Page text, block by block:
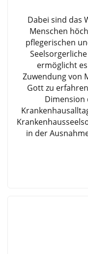
Dabei sind das
Menschen
pflegerischen
ermöglicht
Zuwendung von
Gott zu
Dimension
in der